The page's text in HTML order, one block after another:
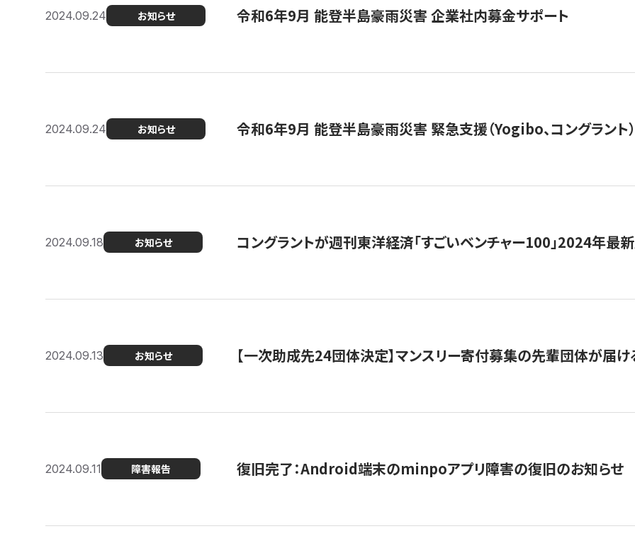
2024.09.24 お知らせ 令和6年9月 能登半島豪雨災害 企業社内募金サポート
2024.09.24 お知らせ 令和6年9月 能登半島豪雨災害 緊急支援（Yogibo、コングラント）
2024.09.18 お知らせ コングラントが週刊東洋経済「すごいベンチャー100」2024年最
2024.09.13 お知らせ 【一次助成先24団体決定】マンスリー寄付募集の先輩団体が届
2024.09.11 障害報告 復旧完了：Android端末のminpoアプリ障害の復旧のお知らせ